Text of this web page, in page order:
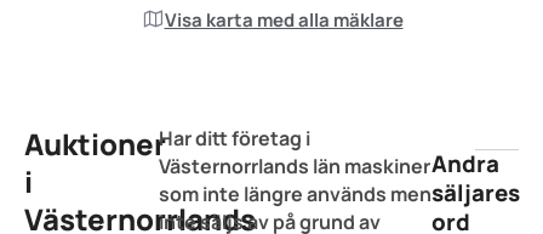
Visa karta med alla mäklare
Auktioner
i
Västernorrlands
Har ditt företag i
Västernorrlands län maskiner
som inte längre används men
inte säljs av på grund av
Andra
säljares
ord